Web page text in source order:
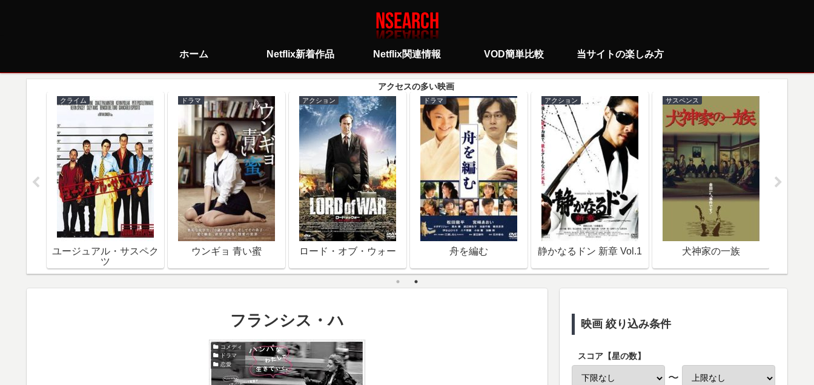
ホーム Netflix新着作品 Netflix関連情報 VOD簡単比較 当サイトの楽しみ方
クライム
ユージュアル・サスペク
ツ
ドラマ
ウンギョ 青い蜜
アクション
ロード・オブ・ウォー
ドラマ
舟を編む
アクション
静かなるドン 新章 Vol.1
サスペンス
犬神家の一族
フランシス・ハ
コメディ
ドラマ
恋愛
映画 絞り込み条件
スコア【星の数】
〜